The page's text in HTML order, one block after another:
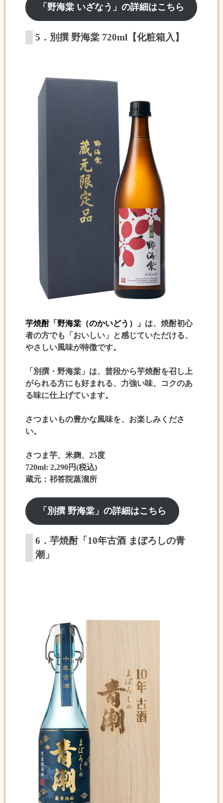
「野海棠 いざなう」の詳細はこちら
5．別撰 野海棠 720ml【化粧箱入】
芋焼酎「野海棠（のかいどう）」 は、焼酎初心
者の方でも「おいしい」と感じていただける、
やさしい風味が特徴です。
「別撰・野海棠」は、普段から芋焼酎を召し上
がられる方にも好まれる、力強い味、コクのあ
る味に仕上げています。
さつまいもの豊かな風味を、お楽しみくださ
い。
さつま芋、米麹、25度
720ml: 2,290円(税込)
蔵元：祁答院蒸溜所
「別撰 野海棠」の詳細はこちら
6．芋焼酎「10年古酒 まぼろしの青
潮」